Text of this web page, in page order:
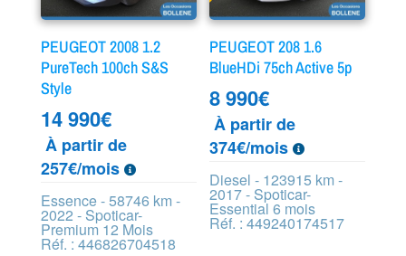
PEUGEOT 2008 1.2
PureTech 100ch S&S
Style
14 990€
À partir de
257€/mois
Essence - 58746 km -
2022 - Spoticar-
Premium 12 Mois
Réf. : 446826704518
PEUGEOT 208 1.6
BlueHDi 75ch Active 5p
8 990€
À partir de
374€/mois
Diesel - 123915 km -
2017 - Spoticar-
Essential 6 mois
Réf. : 449240174517